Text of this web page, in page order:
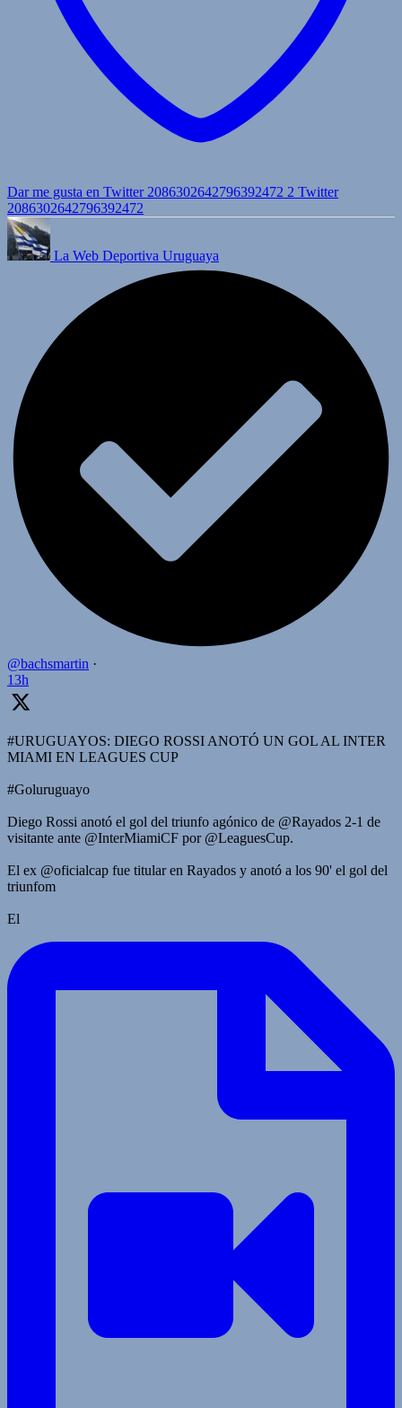
Dar me gusta en Twitter 2086302642796392472 2 Twitter
2086302642796392472
La Web Deportiva Uruguaya
@bachsmartin ·
13h
#URUGUAYOS: DIEGO ROSSI ANOTÓ UN GOL AL INTER
MIAMI EN LEAGUES CUP
#Goluruguayo
Diego Rossi anotó el gol del triunfo agónico de @Rayados 2-1 de
visitante ante @InterMiamiCF por @LeaguesCup.
El ex @oficialcap fue titular en Rayados y anotó a los 90' el gol del
triunfom
El